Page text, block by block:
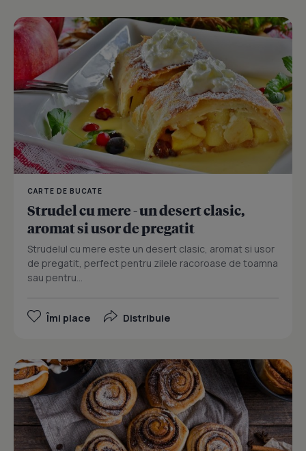
CARTE DE BUCATE
Strudel cu mere - un desert clasic,
aromat si usor de pregatit
Strudelul cu mere este un desert clasic, aromat si usor
de pregatit, perfect pentru zilele racoroase de toamna
sau pentru...
Îmi place Distribuie